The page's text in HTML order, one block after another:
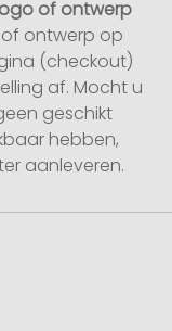
of ontwerp
ontwerp op
(checkout)
af. Mocht u
geschikt
hebben,
aanleveren.